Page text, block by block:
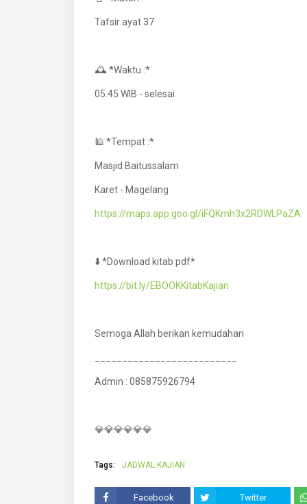
Tafsir ayat 37
🕰️ *Waktu :*
05.45 WIB - selesai
🕌 *Tempat :*
Masjid Baitussalam
Karet - Magelang
https://maps.app.goo.gl/iFQKmh3x2RDWLPaZA
⬇️ *Download kitab pdf*
https://bit.ly/EBOOKKitabKajian
Semoga Allah berikan kemudahan
Admin : 085875926794
💎💎💎💎💎💎
Tags: JADWAL KAJIAN
Facebook Twitter